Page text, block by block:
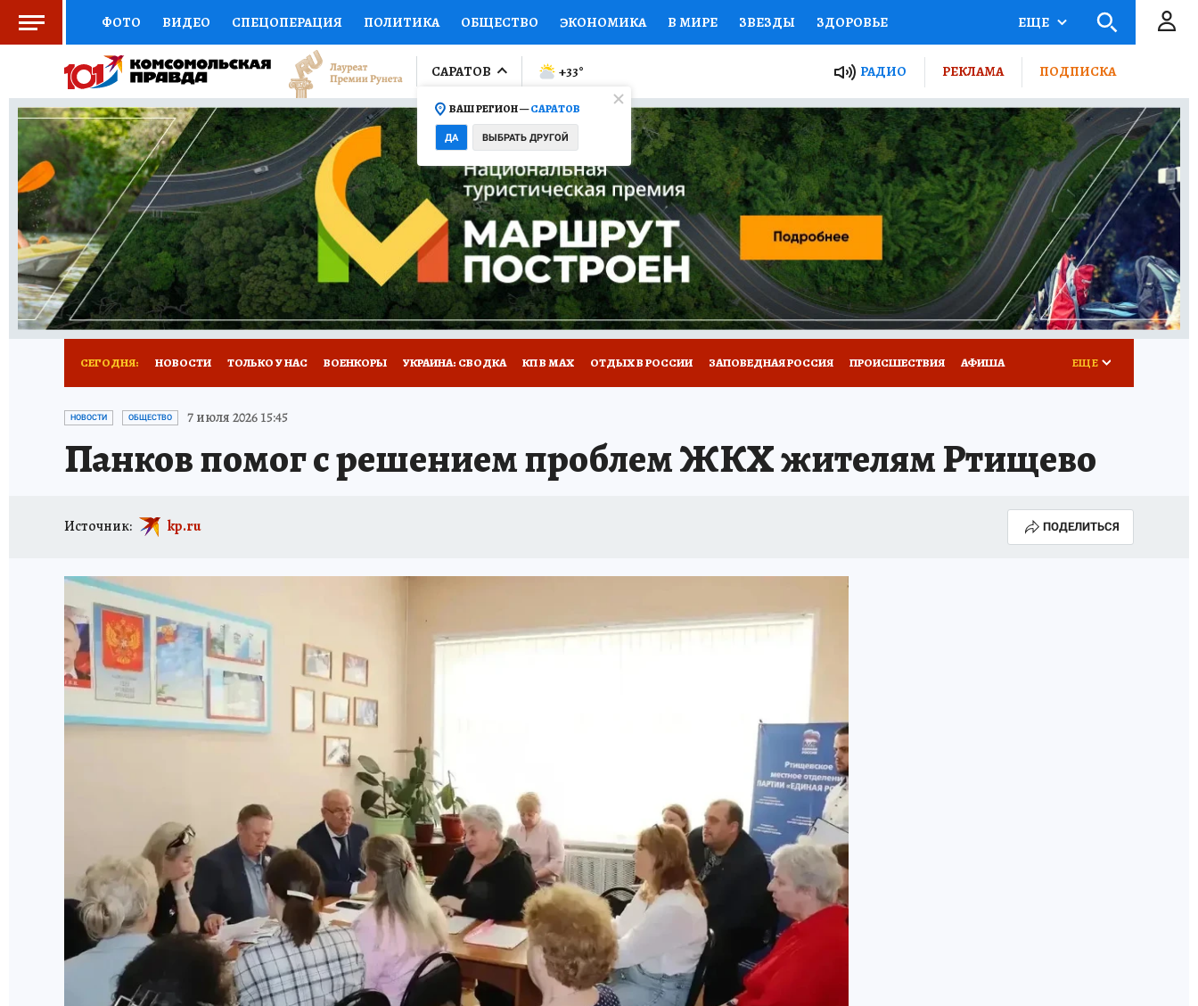
ФОТО ВИДЕО СПЕЦОПЕРАЦИЯ ПОЛИТИКА ОБЩЕСТВО ЭКОНОМИКА В МИРЕ ЗВЕЗДЫ ЗДОРОВЬЕ
СОЦПОДДЕРЖКА НАУКА СПОРТ КОЛУМНИСТЫ ПРОИСШЕСТВИЯ НАЦИОНАЛЬНЫЕ ПРОЕКТЫ РОССИИ
ВЫБОР ЭКСПЕРТОВ ДОКТОР ФИНАНСЫ ОТКРЫВАЕМ МИР Я ЗНАЮ СЕМЬЯ ЖЕНСКИЕ СЕКРЕТЫ ПУТЕВОДИТЕЛЬ
КНИЖНАЯ ПОЛКА ПРОГНОЗЫ НА СПОРТ ПРОМОКОДЫ СЕРИАЛЫ СПЕЦПРОЕКТЫ ДЕФИЦИТ ЖЕЛЕЗА ТУРИЗМ
ПРЕСС-ЦЕНТР НЕДВИЖИМОСТЬ ТЕЛЕВИЗОР КОЛЛЕКЦИИ КОНКУРСЫ РАБОТА У НАС ГИД ПОТРЕБИТЕЛЯ ВСЕ О КП
РАДИО КП РЕКЛАМА ТЕСТЫ НОВОЕ НА САЙТЕ
ЕЩЕ
САРАТОВ
ВАШ РЕГИОН —САРАТОВ
ДА ВЫБРАТЬ ДРУГОЙ
+33° РАДИО РЕКЛАМА ПОДПИСКА
СЕГОДНЯ: НОВОСТИ ТОЛЬКО У НАС ВОЕНКОРЫ УКРАИНА: СВОДКА КП В МАХ ОТДЫХ В РОССИИ ЗАПОВЕДНАЯ РОССИЯ ПРОИСШЕСТВИЯ АФИША
ИСПЫТАНО НА СЕБЕ
ЕЩЕ
НОВОСТИ ОБЩЕСТВО 7 июля 2026 15:45
Панков помог с решением проблем ЖКХ жителям Ртищево
Источник: kp.ru ПОДЕЛИТЬСЯ